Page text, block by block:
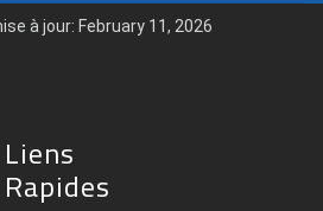
à jour: February 11, 2026
Liens
Rapides